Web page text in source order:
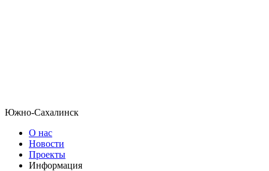
Южно-Сахалинск
О нас
Новости
Проекты
Информация